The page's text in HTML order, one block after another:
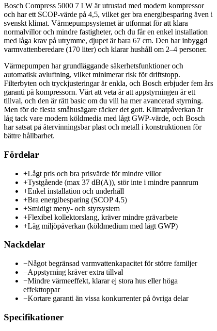
Bosch Compress 5000 7 LW är utrustad med modern kompressor
och har ett SCOP-värde på 4,5, vilket ger bra energibesparing även i
svenskt klimat. Värmepumpsystemet är utformat för att klara
normalvillor och mindre fastigheter, och du får en enkel installation
med låga krav på utrymme, djupet är bara 67 cm. Den har inbyggd
varmvattenberedare (170 liter) och klarar hushåll om 2–4 personer.
Värmepumpen har grundläggande säkerhetsfunktioner och
automatisk avluftning, vilket minimerar risk för driftstopp.
Filterbyten och tryckjusteringar är enkla, och Bosch erbjuder fem års
garanti på kompressorn. Värt att veta är att appstyrningen är ett
tillval, och den är rätt basic om du vill ha mer avancerad styrning.
Men för de flesta småhusägare räcker det gott. Klimatpåverkan är
låg tack vare modern köldmedia med lågt GWP-värde, och Bosch
har satsat på återvinningsbar plast och metall i konstruktionen för
bättre hållbarhet.
Fördelar
+Lågt pris och bra prisvärde för mindre villor
+Tystgående (max 37 dB(A)), stör inte i mindre pannrum
+Enkel installation och underhåll
+Bra energibesparing (SCOP 4,5)
+Smidigt meny- och styrsystem
+Flexibel kollektorslang, kräver mindre grävarbete
+Låg miljöpåverkan (köldmedium med lågt GWP)
Nackdelar
−Något begränsad varmvattenkapacitet för större familjer
−Appstyrning kräver extra tillval
−Mindre värmeeffekt, klarar ej stora hus eller höga
effekttoppar
−Kortare garanti än vissa konkurrenter på övriga delar
Specifikationer